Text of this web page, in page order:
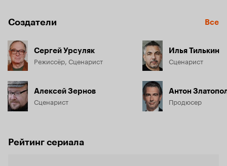
Создатели Все
Сергей Урсуляк
Режиссёр, Сценарист
Алексей Зернов
Сценарист
Илья Тилькин
Сценарист
Антон
Продюсер
Рейтинг сериала